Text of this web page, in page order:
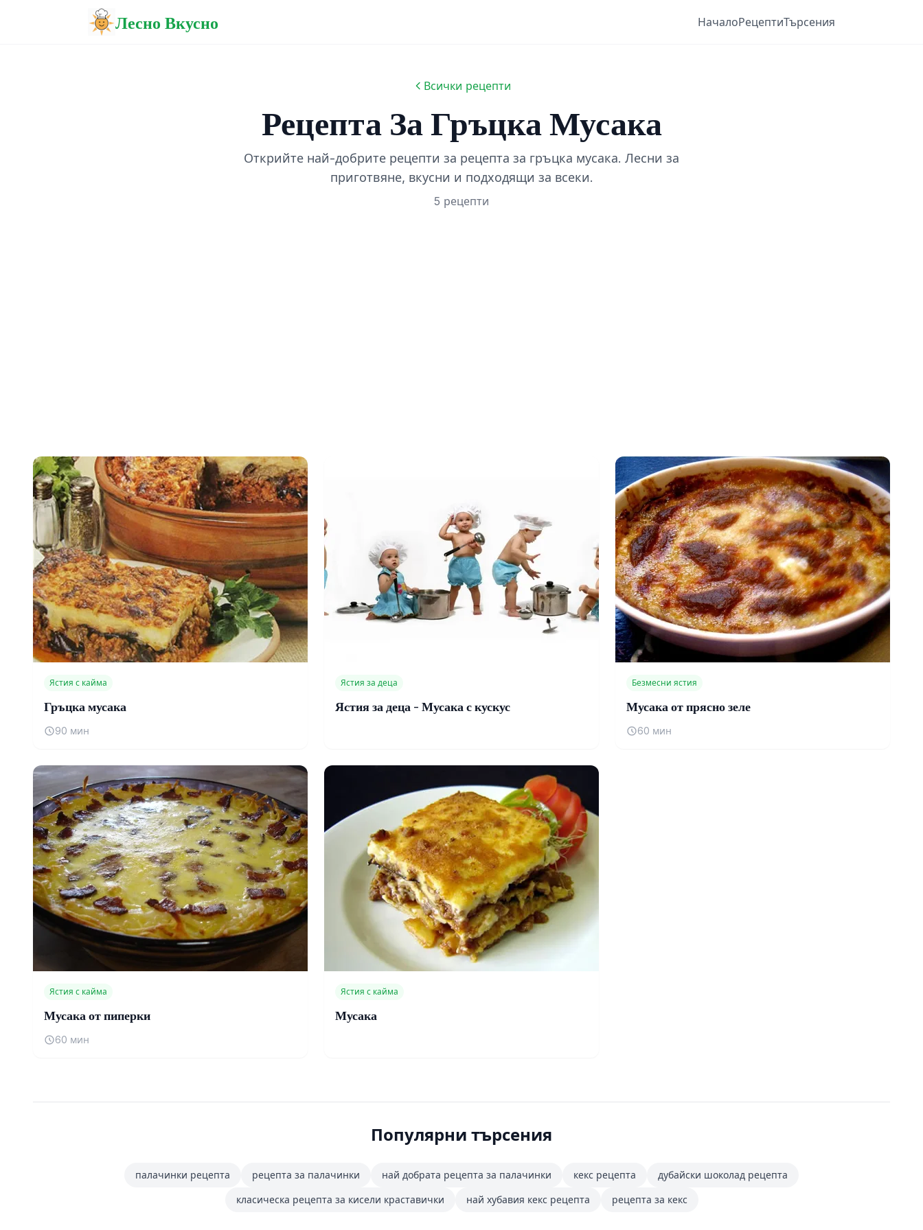
Лесно Вкусно НачалоРецептиТърсения
Всички рецепти
Рецепта За Гръцка Мусака
Открийте най-добрите рецепти за рецепта за гръцка мусака. Лесни за
приготвяне, вкусни и подходящи за всеки.
5 рецепти
Ястия с кайма
Гръцка мусака
90 мин
Ястия за деца
Ястия за деца - Мусака с кускус
Безмесни ястия
Мусака от прясно зеле
60 мин
Ястия с кайма
Мусака от пиперки
60 мин
Ястия с кайма
Мусака
Популярни търсения
палачинки рецепта рецепта за палачинки най добрата рецепта за палачинки кекс рецепта дубайски шоколад рецепта
класическа рецепта за кисели краставички най хубавия кекс рецепта рецепта за кекс